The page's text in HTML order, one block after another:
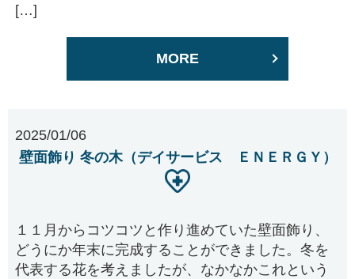
[…]
MORE
2025/01/06
壁面飾り 冬の木（デイサービス ＥＮＥＲＧＹ）
１１月からコツコツと作り進めていた壁面飾り、
どうにか年末に完成することができました。冬を
代表する花を考えましたが、なかなかこれという